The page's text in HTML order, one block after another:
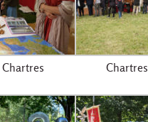
Chartres Chartres